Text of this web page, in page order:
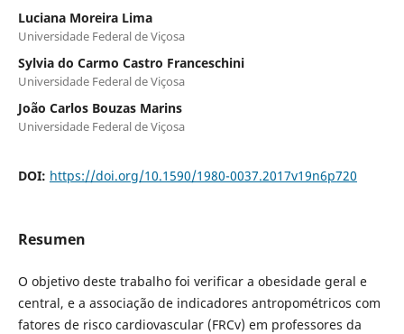
Luciana Moreira Lima
Universidade Federal de Viçosa
Sylvia do Carmo Castro Franceschini
Universidade Federal de Viçosa
João Carlos Bouzas Marins
Universidade Federal de Viçosa
DOI: https://doi.org/10.1590/1980-0037.2017v19n6p720
Resumen
O objetivo deste trabalho foi verificar a obesidade geral e
central, e a associação de indicadores antropométricos com
fatores de risco cardiovascular (FRCv) em professores da